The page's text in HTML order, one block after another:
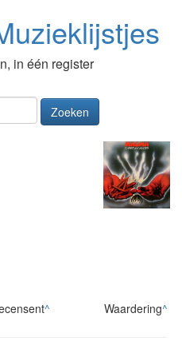
in één register
Zoeken
^ Waardering^